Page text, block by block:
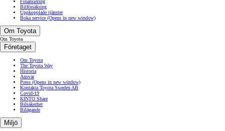
Finansiering
Bilförsäkring
Uppkopplade tjänster
Boka service (Opens in new window)
Om Toyota
Om Toyota
Företaget
Om Toyota
The Toyota Way
Historia
Ansvar
Press (Opens in new window)
Kontakta Toyota Sweden AB
Covid-19
KINTO Share
Bilsäkerhet
Bilägande
Miljö